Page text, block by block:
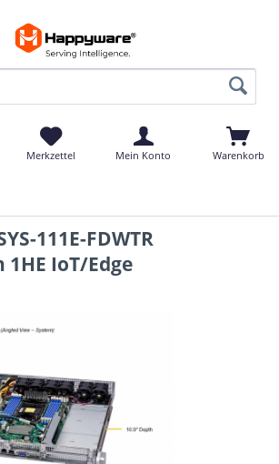
Merkzettel Mein Konto Warenkorb
111E-FDWTR
1HE IoT/Edge